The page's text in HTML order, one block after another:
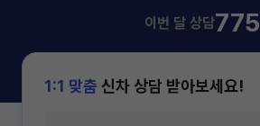
이번 달 상담775
1:1 맞춤 신차 상담 받아보세요!